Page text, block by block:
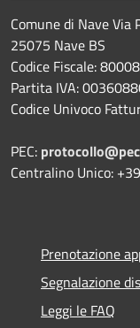
Comune di Nave Via
25075 Nave BS
Codice Fiscale:
Partita IVA:
Codice Univoco
PEC:
Centralino Unico:
Prenotazione
Segnalazione
Leggi le FAQ